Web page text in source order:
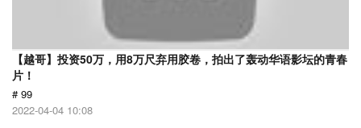
【越哥】投资50万，用8万尺弃用胶卷，拍出了轰动华语影坛的青春
片！
# 99
2022-04-04 10:08